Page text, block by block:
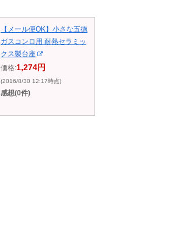
【メール便OK】小さな五徳
ガスコンロ用 耐熱セラミッ
クス製台座
価格:1,274円
(2016/8/30 12:17時点)
感想(0件)